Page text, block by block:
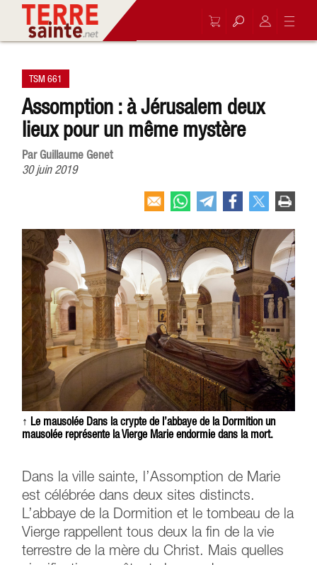
TSM 661
Assomption : à Jérusalem deux
lieux pour un même mystère
Par Guillaume Genet
30 juin 2019
↑ Le mausolée Dans la crypte de l’abbaye de la Dormition un
mausolée représente la Vierge Marie endormie dans la mort.
Dans la ville sainte, l’Assomption de Marie
est célébrée dans deux sites distincts.
L’abbaye de la Dormition et le tombeau de la
Vierge rappellent tous deux la fin de la vie
terrestre de la mère du Christ. Mais quelles